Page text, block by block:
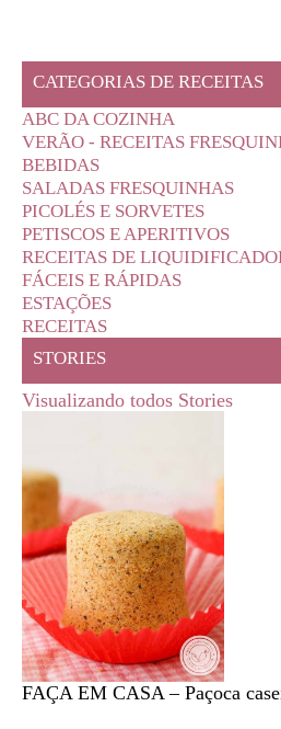
CATEGORIAS DE RECEITAS
ABC DA COZINHA
VERÃO - RECEITAS
BEBIDAS
SALADAS FRESQUINHAS
PICOLÉS E SORVETES
PETISCOS E APERITIVOS
RECEITAS DE
FÁCEIS E RÁPIDAS
ESTAÇÕES
RECEITAS
STORIES
Visualizando todos Stories
FAÇA EM CASA – Paçoca